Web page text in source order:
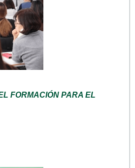
FORMACIÓN PARA EL